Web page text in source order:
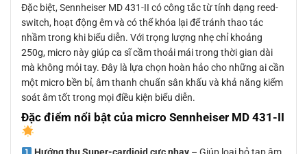
Đặc biệt, Sennheiser MD 431-II có công tắc từ tính dạng reed-
switch, hoạt động êm và có thể khóa lại để tránh thao tác
nhầm trong khi biểu diễn. Với trọng lượng nhẹ chỉ khoảng
250g, micro này giúp ca sĩ cầm thoải mái trong thời gian dài
mà không mỏi tay. Đây là lựa chọn hoàn hảo cho những ai cần
một micro bền bỉ, âm thanh chuẩn sân khấu và khả năng kiểm
soát âm tốt trong mọi điều kiện biểu diễn.
Đặc điểm nổi bật của micro Sennheiser MD 431-II